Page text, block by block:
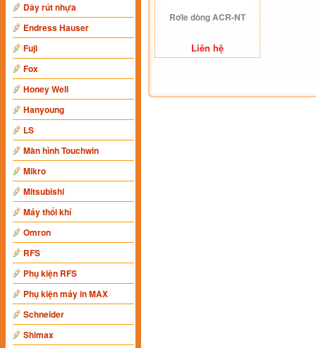
Dây rút nhựa
Endress Hauser
Fuji
Fox
Honey Well
Hanyoung
LS
Màn hình Touchwin
Mikro
Mitsubishi
Máy thổi khí
Omron
RFS
Phụ kiện RFS
Phụ kiện máy in MAX
Schneider
Shimax
Rơle dòng ACR-NT
Liên hệ